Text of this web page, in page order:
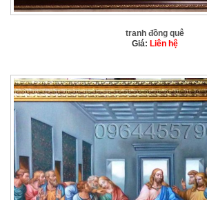
tranh đồng quê
Giá: Liên hệ